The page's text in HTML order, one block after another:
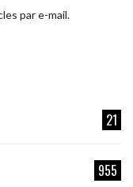
par e-mail.
21
955